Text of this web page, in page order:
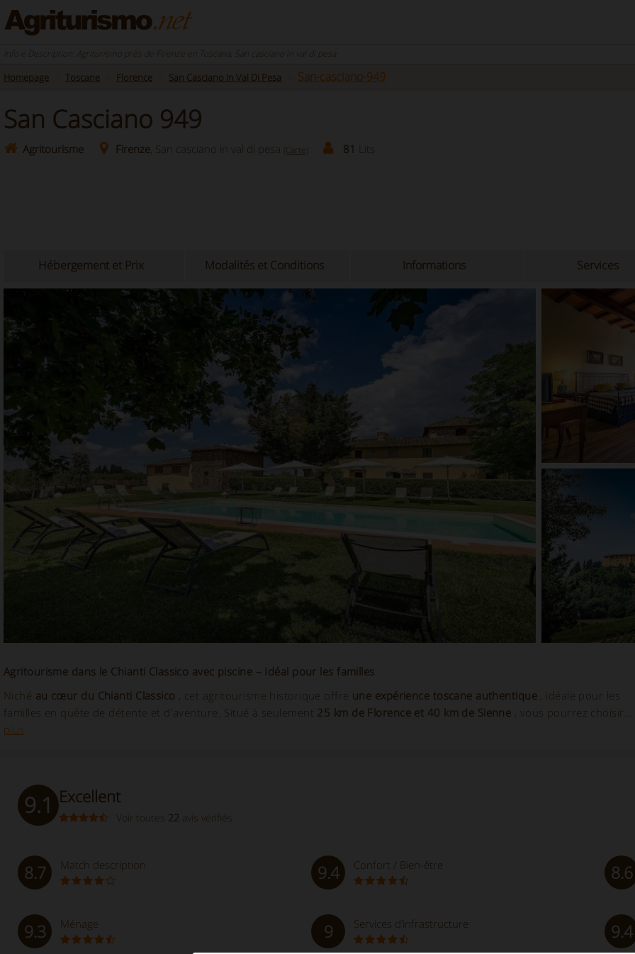
Info e Description: Agriturismo près de Firenze en Toscana, San casciano in val di pesa
Homepage Toscane Florence San Casciano In Val Di Pesa San-casciano-949
San Casciano 949
Agritourisme Firenze, San casciano in val di pesa (Carte) 81 Lits
Hébergement et Prix Modalités et Conditions Informations Services
Agritourisme dans le Chianti Classico avec piscine – Idéal pour les familles
Niché au cœur du Chianti Classico , cet agritourisme historique offre une expérience toscane authentique , idéale pour les
familles en quête de détente et d'aventure. Situé à seulement 25 km de Florence et 40 km de Sienne , vous pourrez choisir...
plus
9.1 Excellent
Voir toutes 22 avis vérifiés
8.7 Match description 9.4 Confort / Bien-être 8.6
9.3 Ménage 9 Services d’infrastructure 9.4